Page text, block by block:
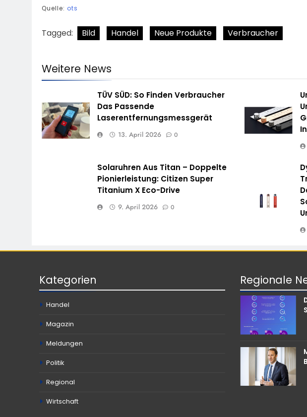
Quelle: ots
Tagged: Bild Handel Neue Produkte Verbraucher
Weitere News
TÜV SÜD: So Finden Verbraucher
Das Passende
Laserentfernungsmessgerät
13. April 2026 0
Solaruhren Aus Titan – Doppelte
Pionierleistung: Citizen Super
Titanium X Eco-Drive
9. April 2026 0
Kategorien
Handel
Magazin
Meldungen
Politik
Regional
Wirtschaft
Regionale